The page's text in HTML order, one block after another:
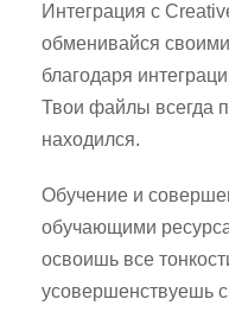
Интеграция с
обменивайся
благодаря
Твои файлы всегда
находился.
Обучение и
обучающими
освоишь все
усовершенствуешь